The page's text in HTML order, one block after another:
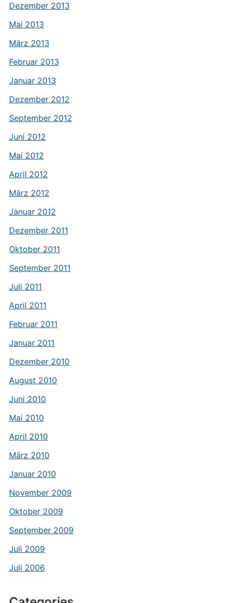
Dezember 2013
Mai 2013
März 2013
Februar 2013
Januar 2013
Dezember 2012
September 2012
Juni 2012
Mai 2012
April 2012
März 2012
Januar 2012
Dezember 2011
Oktober 2011
September 2011
Juli 2011
April 2011
Februar 2011
Januar 2011
Dezember 2010
August 2010
Juni 2010
Mai 2010
April 2010
März 2010
Januar 2010
November 2009
Oktober 2009
September 2009
Juli 2009
Juli 2006